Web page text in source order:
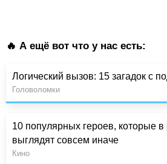
🔥 А ещё вот что у нас есть:
Логический вызов: 15 загадок с
Головоломки
10 популярных героев, которые в
выглядят совсем иначе
Кино